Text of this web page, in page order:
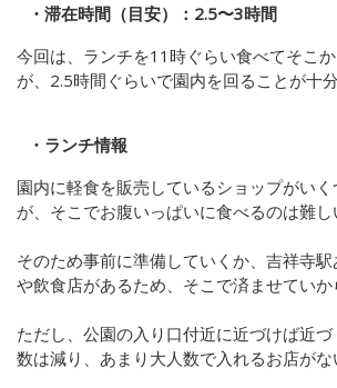
・滞在時間（目安）：2.5〜3時間
今回は、ランチを11時ぐらい食べてそこ
が、2.5時間ぐらいで園内を回ることが十分
・ランチ情報
園内に軽食を販売しているショップがい
が、そこでお腹いっぱいに食べるのは難し
そのため事前に準備していくか、吉祥寺
や飲食店があるため、そこで済ませていか
ただし、公園の入り口付近に近づけば近
数は減り、あまり大人数で入れるお店がな